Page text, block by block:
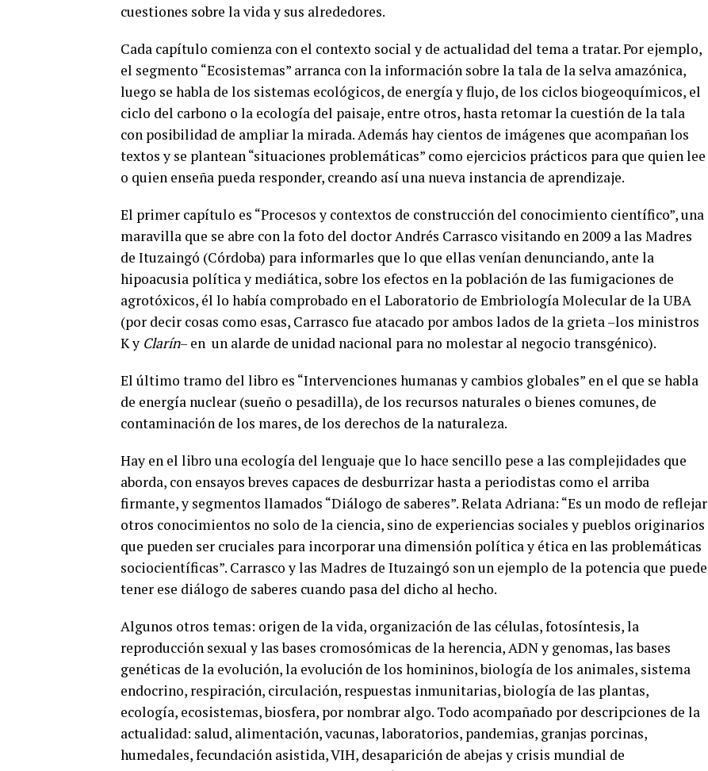
cuestiones sobre la vida y sus alrededores.
Cada capítulo comienza con el contexto social y de actualidad del tema a tratar. Por ejemplo,
el segmento “Ecosistemas” arranca con la información sobre la tala de la selva amazónica,
luego se habla de los sistemas ecológicos, de energía y flujo, de los ciclos biogeoquímicos, el
ciclo del carbono o la ecología del paisaje, entre otros, hasta retomar la cuestión de la tala
con posibilidad de ampliar la mirada. Además hay cientos de imágenes que acompañan los
textos y se plantean “situaciones problemáticas” como ejercicios prácticos para que quien lee
o quien enseña pueda responder, creando así una nueva instancia de aprendizaje.
El primer capítulo es “Procesos y contextos de construcción del conocimiento científico”, una
maravilla que se abre con la foto del doctor Andrés Carrasco visitando en 2009 a las Madres
de Ituzaingó (Córdoba) para informarles que lo que ellas venían denunciando, ante la
hipoacusia política y mediática, sobre los efectos en la población de las fumigaciones de
agrotóxicos, él lo había comprobado en el Laboratorio de Embriología Molecular de la UBA
(por decir cosas como esas, Carrasco fue atacado por ambos lados de la grieta –los ministros
K y Clarín– en un alarde de unidad nacional para no molestar al negocio transgénico).
El último tramo del libro es “Intervenciones humanas y cambios globales” en el que se habla
de energía nuclear (sueño o pesadilla), de los recursos naturales o bienes comunes, de
contaminación de los mares, de los derechos de la naturaleza.
Hay en el libro una ecología del lenguaje que lo hace sencillo pese a las complejidades que
aborda, con ensayos breves capaces de desburrizar hasta a periodistas como el arriba
firmante, y segmentos llamados “Diálogo de saberes”. Relata Adriana: “Es un modo de reflejar
otros conocimientos no solo de la ciencia, sino de experiencias sociales y pueblos originarios
que pueden ser cruciales para incorporar una dimensión política y ética en las problemáticas
sociocientíficas”. Carrasco y las Madres de Ituzaingó son un ejemplo de la potencia que puede
tener ese diálogo de saberes cuando pasa del dicho al hecho.
Algunos otros temas: origen de la vida, organización de las células, fotosíntesis, la
reproducción sexual y las bases cromosómicas de la herencia, ADN y genomas, las bases
genéticas de la evolución, la evolución de los homininos, biología de los animales, sistema
endocrino, respiración, circulación, respuestas inmunitarias, biología de las plantas,
ecología, ecosistemas, biosfera, por nombrar algo. Todo acompañado por descripciones de la
actualidad: salud, alimentación, vacunas, laboratorios, pandemias, granjas porcinas,
humedales, fecundación asistida, VIH, desaparición de abejas y crisis mundial de